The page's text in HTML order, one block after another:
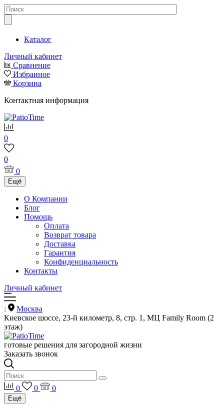
Каталог
Личный кабинет
Сравнение
Избранное
Корзина
Контактная информация
0
0
0
Ещё
О Компании
Блог
Помощь
Оплата
Возврат товара
Доставка
Гарантия
Конфиденциальность
Контакты
Личный кабинет
:
Москва
Киевское шоссе, 23-й километр, 8, стр. 1, МЦ Family Room (2
этаж)
готовые решения для загородной жизни
Заказать звонок
0 0 0
Ещё